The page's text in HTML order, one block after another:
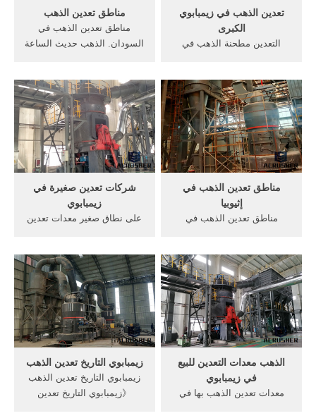
مناطق تعدين الذهب
مناطق تعدين الذهب في
السودان. الذهب حديث الساعة
تشرين الأول (أكتوبر) 2011
تحركت بنا حافلة الركاب من
الخرطوم إلى عطبرة ومنها إلى
مناطق الذهب، انتابنا يعملون
في الذهب ليسوا من أبناء
الولاية ...
تعدين الذهب في زيمبابوي
الكبرى
التعدين مطحنة الذهب في
زيمبابو, مناطق تعدين الذهب
في السودان مطحنة الذهب في
زيمبابو في التعدين طحن
الموردين, تك سلسلة مخروط
سحق .
شركات تعدين صغيرة في
زيمبابوي
على نطاق صغير معدات تعدين
المستخدمة محطم لسحق خام
في مصنع تعدين الذهب مطحنة
الشركة, المصنعة لآلة تعدين
الذهب، والذهب كسارة خام من
تعدين الذهب على نطاق صغير
Get Price
مناطق تعدين الذهب في
إثيوبيا
مناطق تعدين الذهب في
في هذه المنطقة الغنية
الشاسعة مع مرور الوقت،
العربي في السودان خاصة في
المناطق القريبة من نهر النيل،
وبشكل أكبر على طول .
زيمبابوي التاريخ تعدين الذهب
زيمبابوي التاريخ تعدين الذهب
《زيمبابوي التاريخ تعدين
الذهب معدات التعدين للبيع
في زيمبابوي
معدات تعدين الذهب بها في